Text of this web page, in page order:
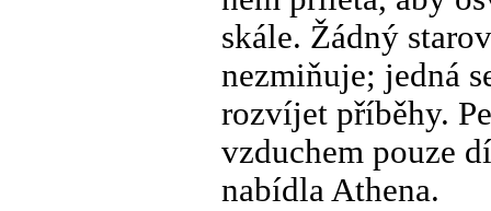
skále. Žádný
nezmiňuje; jedná
rozvíjet příběhy.
vzduchem pouze
nabídla Athena.